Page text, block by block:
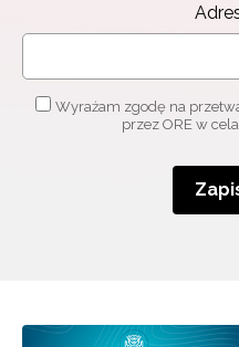
Wyrażam zgodę na
przez ORE w